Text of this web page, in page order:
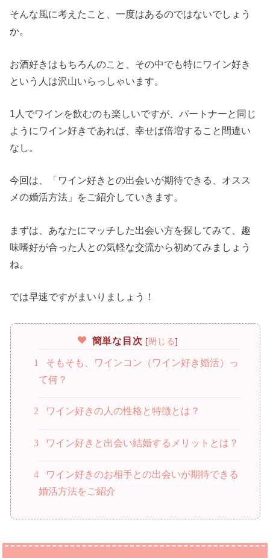
そんな風に考えたこと、一度はあるのではないでしょう
か。
お酒好きはもちろんのこと、その中でも特にワイン好き
という人は沢山いらっしゃいます。
1人でワインを飲むのも楽しいですが、パートナーと同じ
ようにワイン好きであれば、幸せば倍増すること間違い
なし。
今回は、「ワイン好きとの出会いが期待できる、オスス
メの婚活方法」をご紹介していきます。
まずは、あなたにマッチした出会い方を探してみて、趣
味嗜好が合った人との気軽な交流から初めてみましょう
ね。
では早速ですがまいりましょう！
簡単な目次 [閉じる]
1
そもそも、ワインコン（ワイン好き婚活）っ
て何？
2 ワイン好きの人の性格と特徴とは？
3 ワイン好きと出会い結婚するメリットとは？
4
ワイン好きのお相手との出会いが期待できる
婚活方法をご紹介